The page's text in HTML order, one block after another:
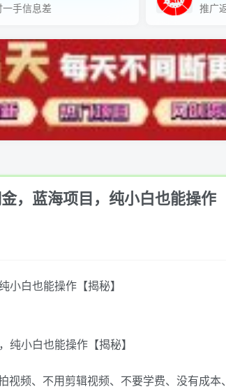
手信息差 推广
，蓝海项目，纯小白也能操作
白也能操作【揭秘】
频、不用剪辑视频、不要学费、没有成